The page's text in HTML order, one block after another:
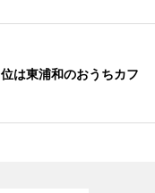
は東浦和のおうちカフ